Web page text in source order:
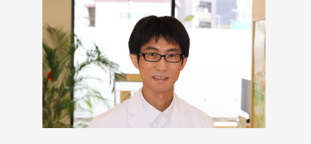
～エキシマライト（紫
療法）の効果について